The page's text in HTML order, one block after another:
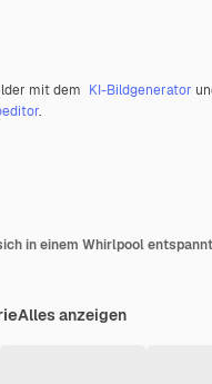
mit dem KI-Bildgenerator
.
in einem Whirlpool entspannt
Alles anzeigen